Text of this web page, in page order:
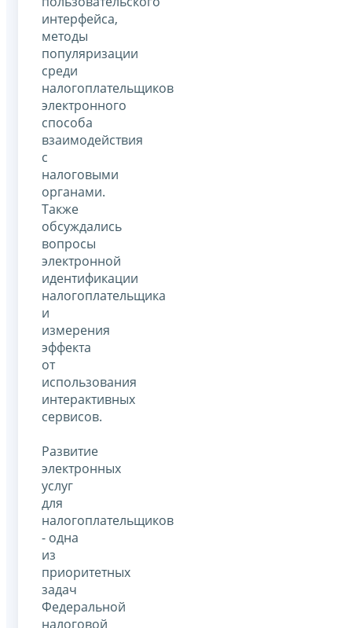
интерфейса,
методы
популяризации
среди
налогоплательщиков
электронного
способа
взаимодействия
с
налоговыми
органами.
Также
обсуждались
вопросы
электронной
идентификации
налогоплательщика
и
измерения
эффекта
от
использования
интерактивных
сервисов.
Развитие
электронных
услуг
для
налогоплательщиков
- одна
из
приоритетных
задач
Федеральной
налоговой